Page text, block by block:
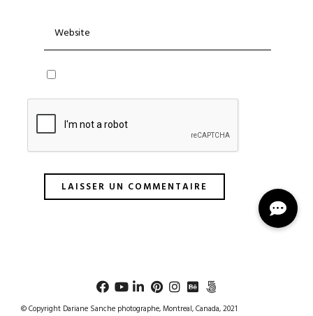
© Copyright Dariane Sanche photographe, Montreal, Canada, 2021